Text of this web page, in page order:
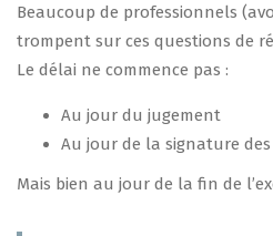
Beaucoup de professionnels
trompent sur ces questions de
Le délai ne commence pas :
Au jour du jugement
Au jour de la signature
Mais bien au jour de la fin de